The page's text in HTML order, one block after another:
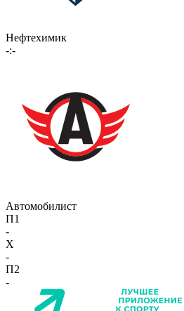
Нефтехимик
-:-
Автомобилист
П1
-
X
-
П2
-